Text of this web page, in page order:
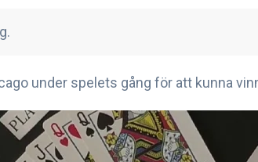
under spelets gång för att kunna